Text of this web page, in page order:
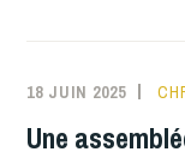
18 JUIN 2025
Une